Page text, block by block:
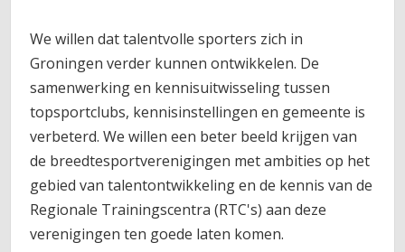
We willen dat talentvolle sporters zich in
Groningen verder kunnen ontwikkelen. De
samenwerking en kennisuitwisseling tussen
topsportclubs, kennisinstellingen en gemeente is
verbeterd. We willen een beter beeld krijgen van
de breedtesportverenigingen met ambities op het
gebied van talentontwikkeling en de kennis van de
Regionale Trainingscentra (RTC's) aan deze
verenigingen ten goede laten komen.